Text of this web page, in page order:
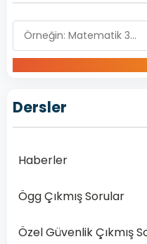
Dönem
Güvenlik
Soruları
PDF
görevlileri,
Oku
Dersler
Haberler
Ögg Çıkmış Sorular
Özel Güvenlik Çıkmış